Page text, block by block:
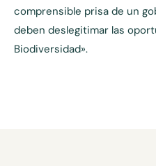
comprensible prisa de un
deben deslegitimar las
Biodiversidad».